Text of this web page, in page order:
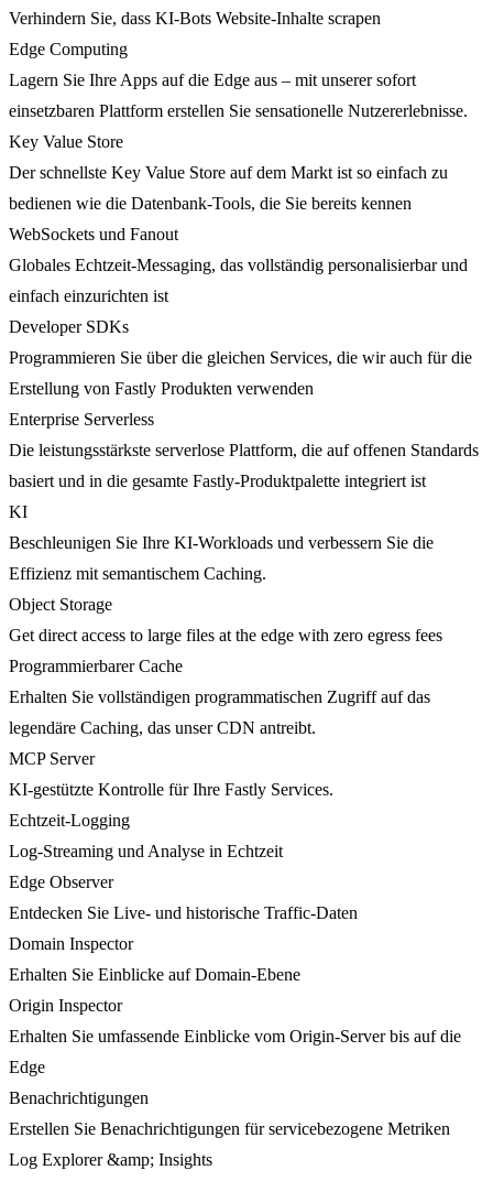
Verhindern Sie, dass KI-Bots Website-Inhalte scrapen
Edge Computing
Lagern Sie Ihre Apps auf die Edge aus – mit unserer sofort
einsetzbaren Plattform erstellen Sie sensationelle Nutzererlebnisse.
Key Value Store
Der schnellste Key Value Store auf dem Markt ist so einfach zu
bedienen wie die Datenbank-Tools, die Sie bereits kennen
WebSockets und Fanout
Globales Echtzeit-Messaging, das vollständig personalisierbar und
einfach einzurichten ist
Developer SDKs
Programmieren Sie über die gleichen Services, die wir auch für die
Erstellung von Fastly Produkten verwenden
Enterprise Serverless
Die leistungsstärkste serverlose Plattform, die auf offenen Standards
basiert und in die gesamte Fastly-Produktpalette integriert ist
KI
Beschleunigen Sie Ihre KI-Workloads und verbessern Sie die
Effizienz mit semantischem Caching.
Object Storage
Get direct access to large files at the edge with zero egress fees
Programmierbarer Cache
Erhalten Sie vollständigen programmatischen Zugriff auf das
legendäre Caching, das unser CDN antreibt.
MCP Server
KI-gestützte Kontrolle für Ihre Fastly Services.
Echtzeit-Logging
Log-Streaming und Analyse in Echtzeit
Edge Observer
Entdecken Sie Live- und historische Traffic-Daten
Domain Inspector
Erhalten Sie Einblicke auf Domain-Ebene
Origin Inspector
Erhalten Sie umfassende Einblicke vom Origin-Server bis auf die
Edge
Benachrichtigungen
Erstellen Sie Benachrichtigungen für servicebezogene Metriken
Log Explorer &amp; Insights